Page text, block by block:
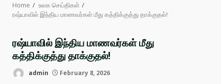
Home
உலக செய்திகள்
ரஷ்யாவில் இந்திய மாணவர்கள் மீது கத்திக்குத்து தாக்குதல்!
ரஷ்யாவில் இந்திய மாணவர்கள் மீது
கத்திக்குத்து தாக்குதல்!
admin February 8, 2026